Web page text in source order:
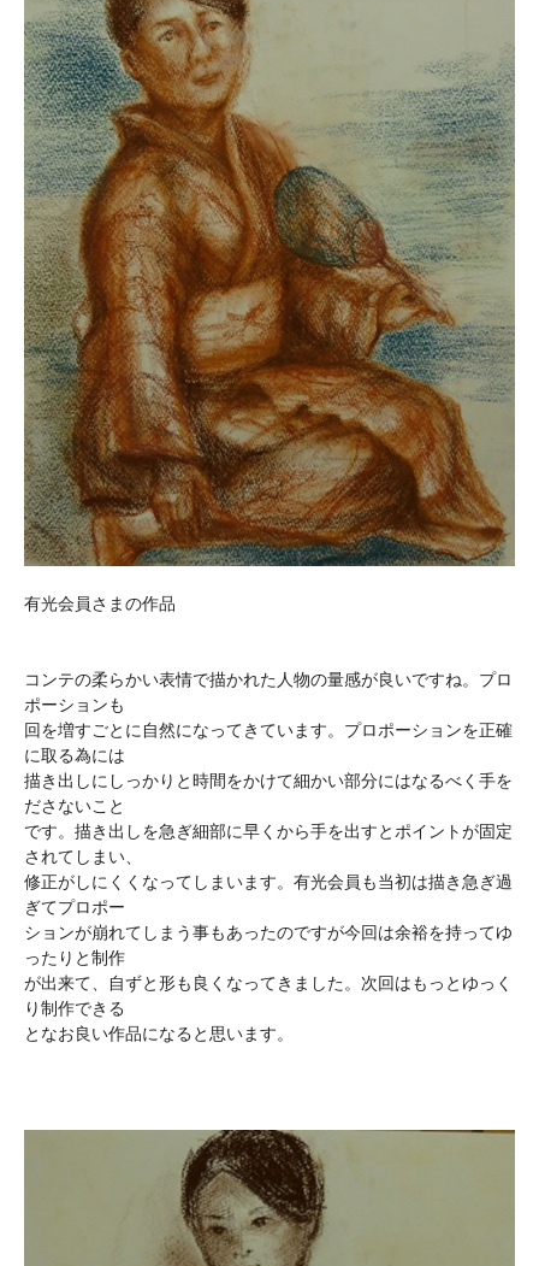
有光会員さまの作品
コンテの柔らかい表情で描かれた人物の量感が良いですね。プロ
ポーションも
回を増すごとに自然になってきています。プロポーションを正確
に取る為には
描き出しにしっかりと時間をかけて細かい部分にはなるべく手を
ださないこと
です。描き出しを急ぎ細部に早くから手を出すとポイントが固定
されてしまい、
修正がしにくくなってしまいます。有光会員も当初は描き急ぎ過
ぎてプロポー
ションが崩れてしまう事もあったのですが今回は余裕を持ってゆ
ったりと制作
が出来て、自ずと形も良くなってきました。次回はもっとゆっく
り制作できる
となお良い作品になると思います。